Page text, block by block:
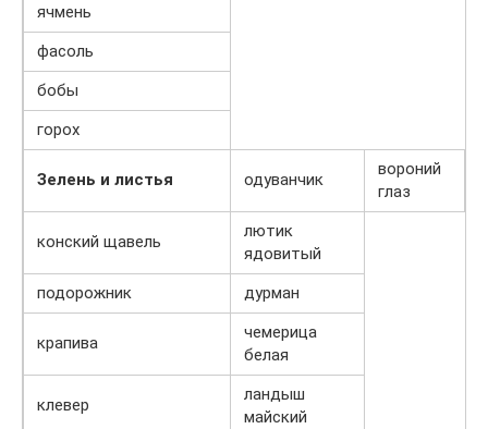
ячмень
фасоль
бобы
горох
Зелень и листья одуванчик
вороний
глаз
конский щавель
лютик
ядовитый
подорожник
дурман
крапива
чемерица
белая
клевер
ландыш
майский